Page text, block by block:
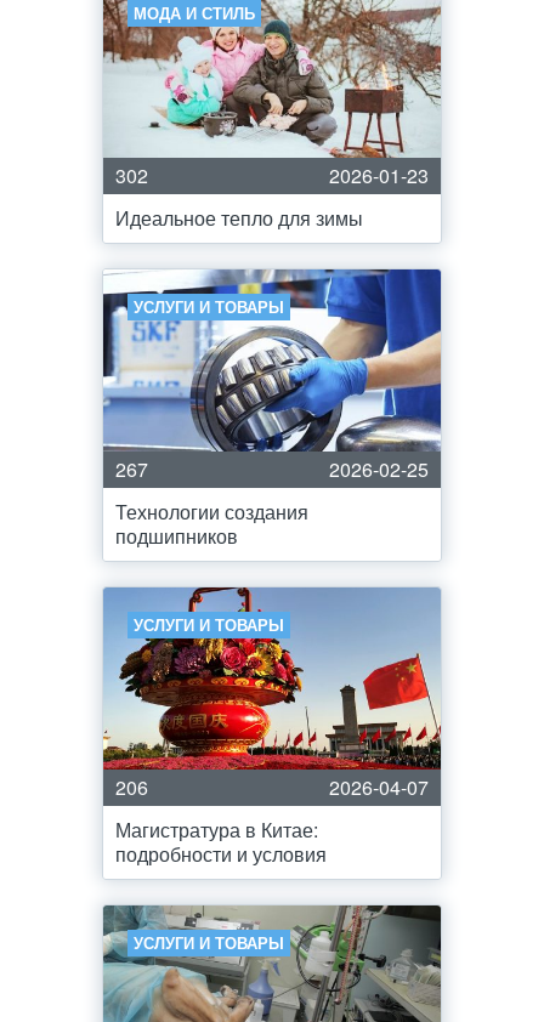
МОДА И СТИЛЬ
302
2026-01-23
Идеальное тепло для зимы
УСЛУГИ И ТОВАРЫ
267
2026-02-25
Технологии создания
подшипников
УСЛУГИ И ТОВАРЫ
206
2026-04-07
Магистратура в Китае:
подробности и условия
УСЛУГИ И ТОВАРЫ